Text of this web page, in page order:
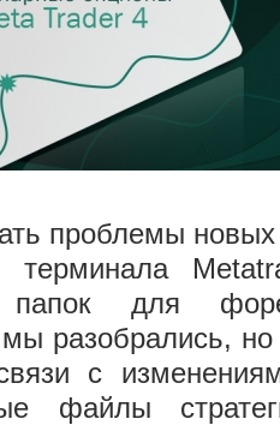
проблемы
терминала
папок для
мы разобрались,
с
файлы